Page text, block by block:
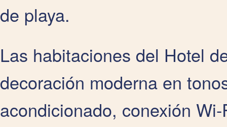
de playa.
Las habitaciones del Hotel
decoración moderna en
acondicionado, conexión